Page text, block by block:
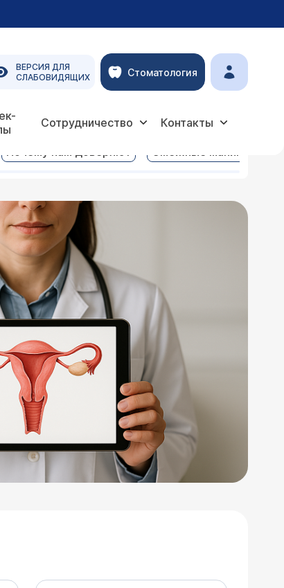
ВЕРСИЯ ДЛЯ
СЛАБОВИДЯЩИХ
Стоматология
Сотрудничество Контакты
Почему нам доверяют Смежные манипуляции